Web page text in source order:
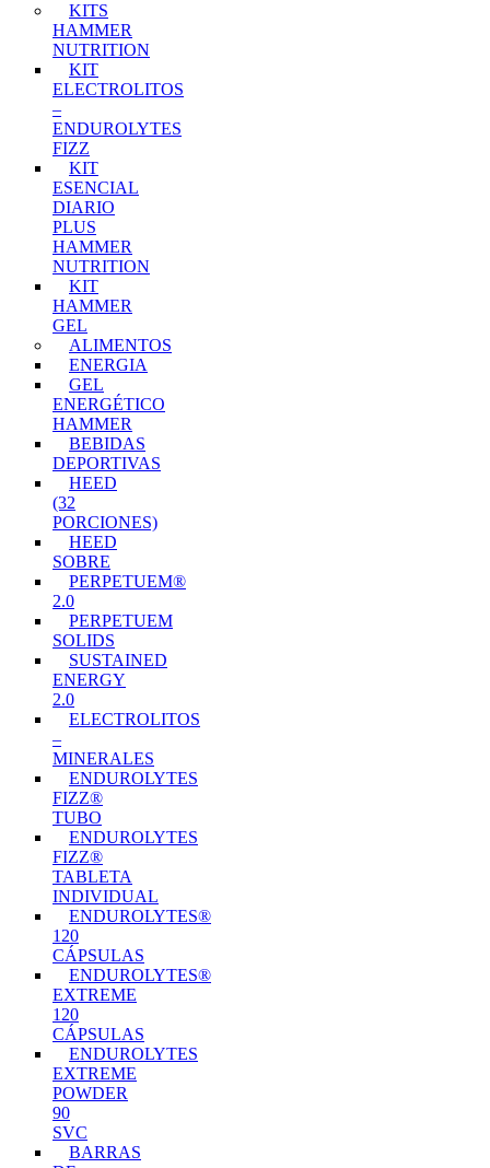
KITS
HAMMER
NUTRITION
KIT
ELECTROLITOS
–
ENDUROLYTES
FIZZ
KIT
ESENCIAL
DIARIO
PLUS
HAMMER
NUTRITION
KIT
HAMMER
GEL
ALIMENTOS
ENERGIA
GEL
ENERGÉTICO
HAMMER
BEBIDAS
DEPORTIVAS
HEED
(32
PORCIONES)
HEED
SOBRE
PERPETUEM®
2.0
PERPETUEM
SOLIDS
SUSTAINED
ENERGY
2.0
ELECTROLITOS
–
MINERALES
ENDUROLYTES
FIZZ®
TUBO
ENDUROLYTES
FIZZ®
TABLETA
INDIVIDUAL
ENDUROLYTES®
120
CÁPSULAS
ENDUROLYTES®
EXTREME
120
CÁPSULAS
ENDUROLYTES
EXTREME
POWDER
90
SVC
BARRAS